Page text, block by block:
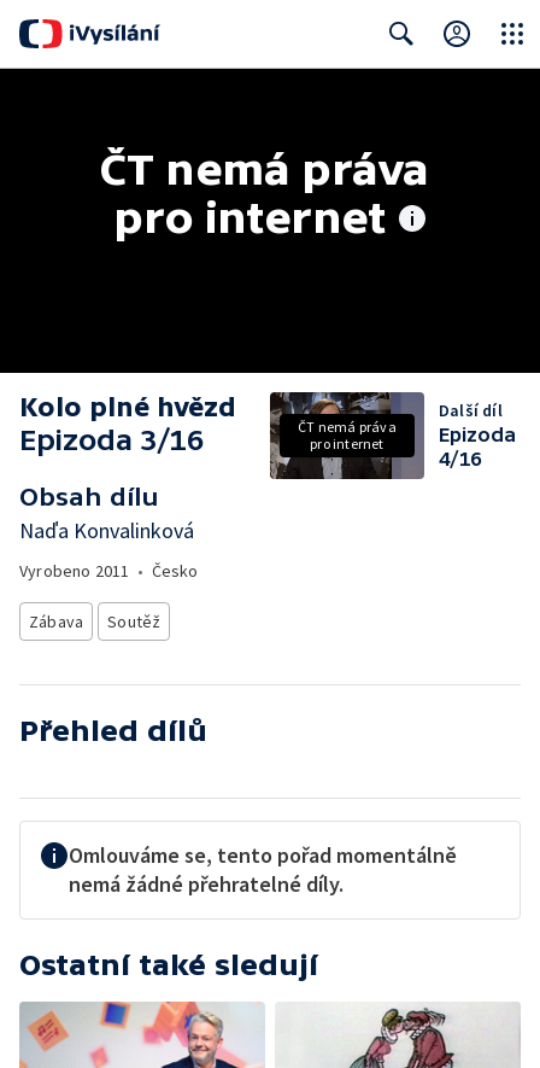
ČT nemá práva
pro internet
Kolo plné hvězd
Epizoda 3/16
Obsah dílu
Naďa Konvalinková
Vyrobeno 2011 • Česko
Zábava Soutěž
ČT nemá práva
pro internet
Další díl
Epizoda
4/16
Přehled dílů
Omlouváme se, tento pořad momentálně
nemá žádné přehratelné díly.
Ostatní také sledují